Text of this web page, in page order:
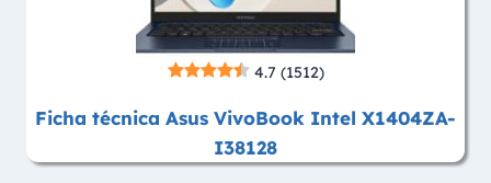
4.7 (1512)
Ficha técnica Asus VivoBook Intel X1404ZA-
I38128